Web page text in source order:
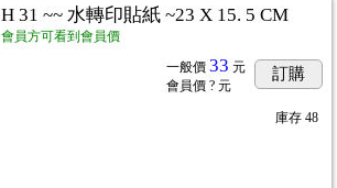
H 31 ~~ 水轉印貼紙 ~23 X 15. 5 CM
會員方可看到會員價
一般價 33 元
會員價 ? 元
訂購
庫存 48